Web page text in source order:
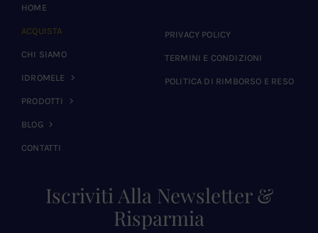
HOME
ACQUISTA
CHI SIAMO
IDROMELE
PRODOTTI
BLOG
CONTATTI
PRIVACY POLICY
TERMINI E CONDIZIONI
POLITICA DI RIMBORSO E RESO
Iscriviti Alla Newsletter &
Risparmia